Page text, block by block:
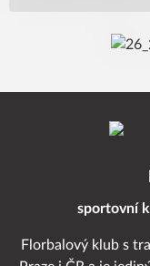
sportovní
Florbalový klub s